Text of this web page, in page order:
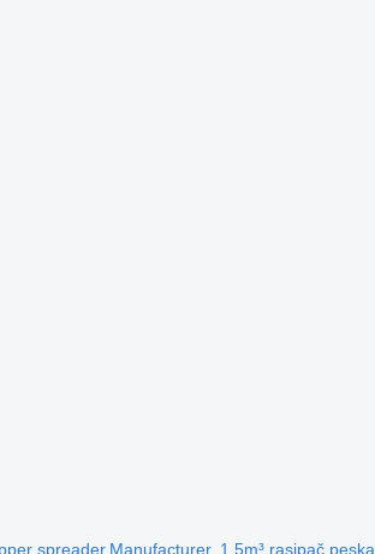
spreader,Manufacturer, 1,5m³ rasipač peska